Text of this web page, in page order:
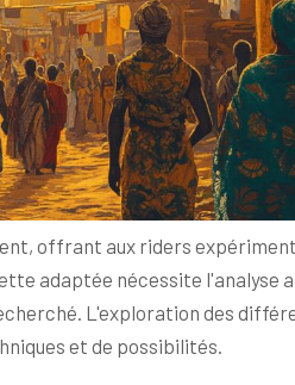
offrant aux riders
adaptée nécessite l'analyse
L'exploration des
et de possibilités.